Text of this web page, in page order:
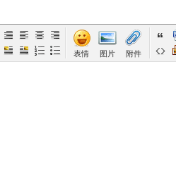
› ›
表情 图片 附件